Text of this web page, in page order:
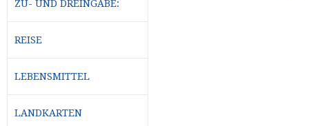
ZU- UND DREINGABE:
REISE
LEBENSMITTEL
LANDKARTEN